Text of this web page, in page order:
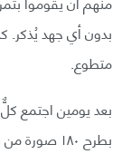
بدون أي جهد يُذكر.
متطوع.
بعد يومين اجتمع